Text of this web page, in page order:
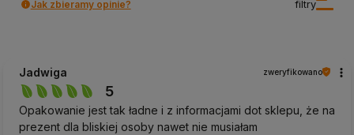
filtry
Jak zbieramy opinie?
Jadwiga zweryfikowano
5
Opakowanie jest tak ładne i z informacjami dot sklepu, że na
prezent dla bliskiej osoby nawet nie musiałam